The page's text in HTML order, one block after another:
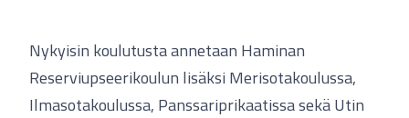
Nykyisin koulutusta annetaan Haminan
Reserviupseerikoulun lisäksi Merisotakoulussa,
Ilmasotakoulussa, Panssariprikaatissa sekä Utin